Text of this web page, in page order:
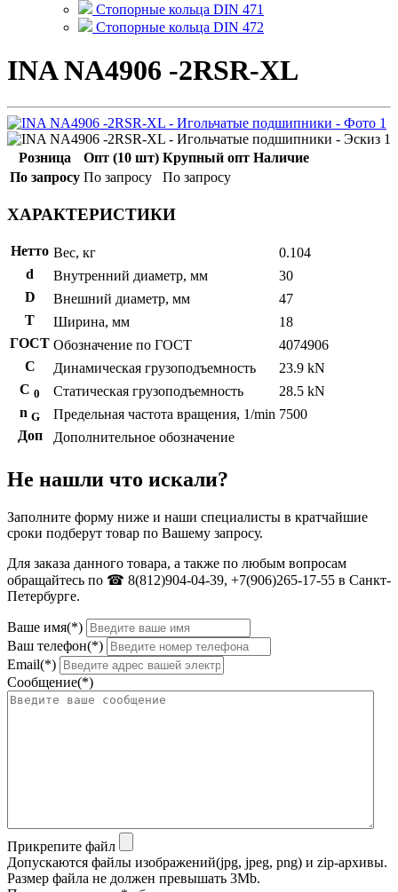
Стопорные кольца DIN 471
Стопорные кольца DIN 472
INA NA4906 -2RSR-XL
Розница Опт (10 шт) Крупный опт Наличие
По запросу По запросу По запросу
ХАРАКТЕРИСТИКИ
Нетто Вес, кг
0.104
d
Внутренний диаметр, мм
30
D
Внешний диаметр, мм
47
T
Ширина, мм
18
ГОСТ Обозначение по ГОСТ
4074906
C
Динамическая грузоподъемность
23.9 kN
С 0 Статическая грузоподъемность
28.5 kN
n G Предельная частота вращения, 1/min 7500
Доп
Дополнительное обозначение
Не нашли что искали?
Заполните форму ниже и наши специалисты в кратчайшие
сроки подберут товар по Вашему запросу.
Для заказа данного товара, а также по любым вопросам
обращайтесь по ☎ 8(812)904-04-39, +7(906)265-17-55 в Санкт-
Петербурге.
Ваше имя(*)
Ваш телефон(*)
Email(*)
Сообщение(*)
Прикрепите файл
Допускаются файлы изображений(jpg, jpeg, png) и zip-архивы.
Размер файла не должен превышать 3Mb.